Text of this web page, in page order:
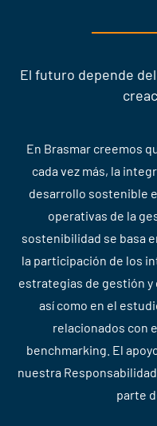
El futuro depende
En Brasmar creemos
cada vez más, la
desarrollo sostenible
operativas de la
sostenibilidad se basa
la participación de los
estrategias de gestión y
así como en el
relacionados con
benchmarking. El
nuestra
parte